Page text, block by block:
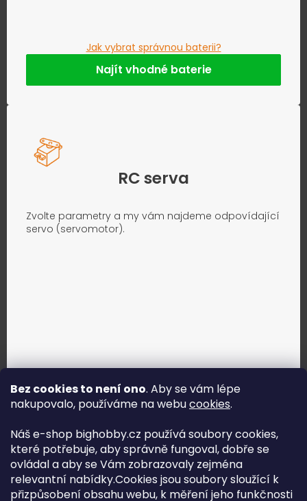
Bez cookies to není ono. Aby se vám lépe
nakupovalo, používáme na webucookies.
Náš e-shop bighobby.cz používá soubory cookies,
které potřebuje, aby správně fungoval, dobře se
ovládal a aby se Vám zobrazovaly zejména
relevantní nabídky.Cookies jsou soubory sloužící k
přizpůsobení obsahu webu, k měření jeho funkčnosti
Jak vybrat správnou baterii?
Najít vhodné baterie
RC serva
Zvolte parametry a my vám najdeme odpovídající
servo (servomotor).
Jak vybrat správné servo?
Najít správné servo